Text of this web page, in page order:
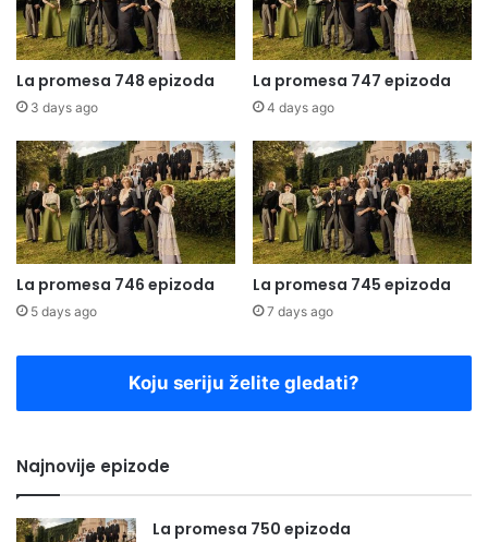
La promesa 748 epizoda
3 days ago
La promesa 747 epizoda
4 days ago
La promesa 746 epizoda
5 days ago
La promesa 745 epizoda
7 days ago
Koju seriju želite gledati?
Najnovije epizode
La promesa 750 epizoda